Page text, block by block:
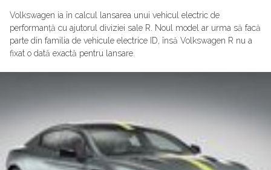
Volkswagen ia în calcul lansarea unui vehicul electric de
performanță cu ajutorul diviziei sale R. Noul model ar urma să facă
parte din familia de vehicule electrice ID, însă Volkswagen R nu a
fixat o dată exactă pentru lansare.